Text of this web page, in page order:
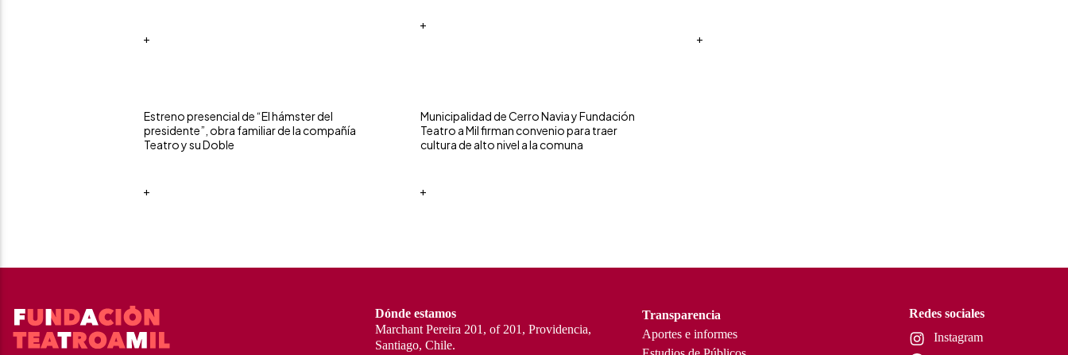
+
+
+
Estreno presencial de “El hámster del
presidente”, obra familiar de la compañía
Teatro y su Doble
+
Municipalidad de Cerro Navia y Fundación
Teatro a Mil firman convenio para traer
cultura de alto nivel a la comuna
+
Dónde estamos
Marchant Pereira 201, of 201, Providencia,
Santiago, Chile.
Transparencia
Aportes e informes
Redes sociales
Instagram